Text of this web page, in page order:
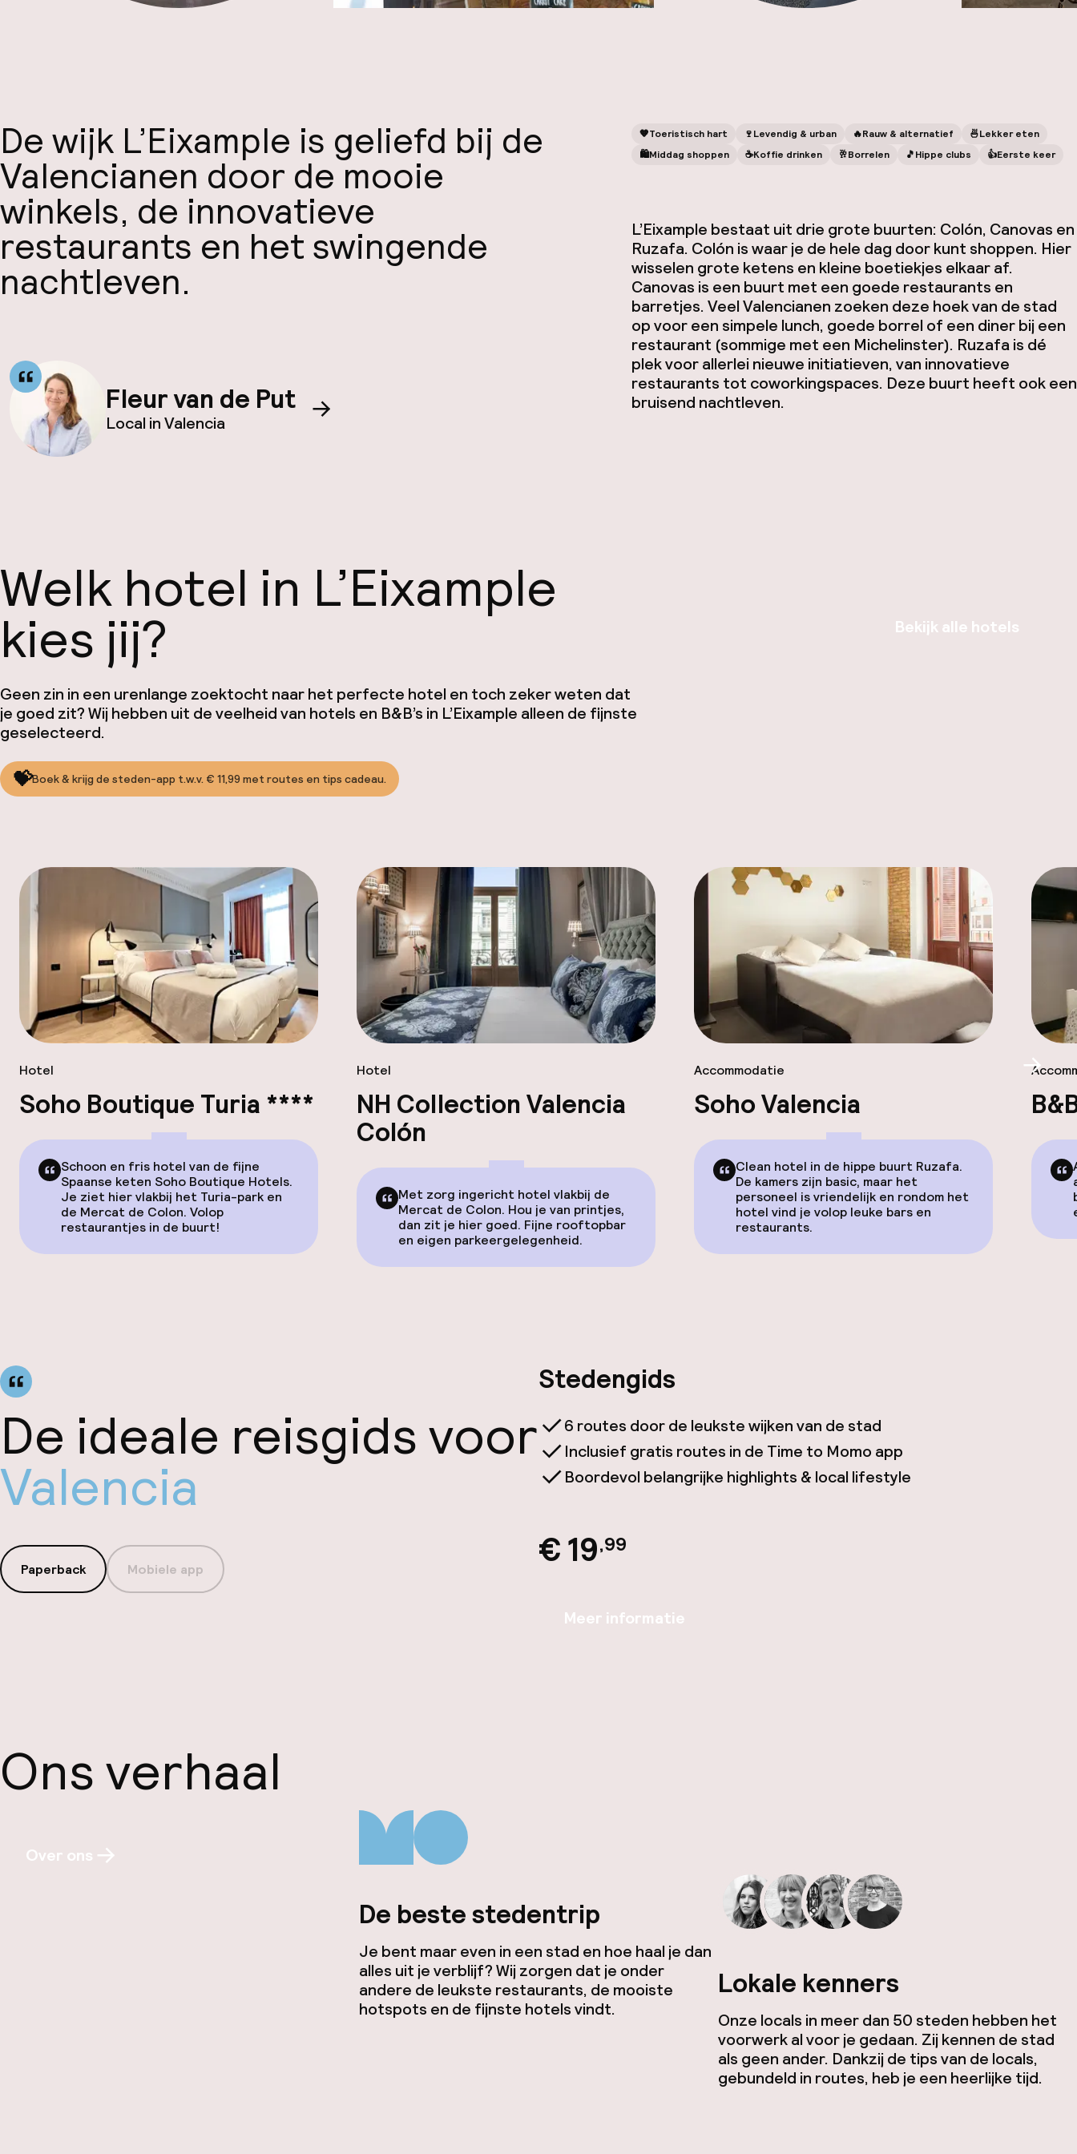
🧡Toeristisch hart 🍷Levendig & urban 🔥Rauw & alternatief 🍜Lekker eten
🛍Middag shoppen ☕️Koffie drinken 🥂Borrelen 🎵Hippe clubs 👍Eerste keer
De wijk L’Eixample is geliefd bij de
Valencianen door de mooie
winkels, de innovatieve
restaurants en het swingende
nachtleven.
L’Eixample bestaat uit drie grote buurten: Colón, Canovas en
Ruzafa. Colón is waar je de hele dag door kunt shoppen. Hier
wisselen grote ketens en kleine boetiekjes elkaar af.
Canovas is een buurt met een goede restaurants en
barretjes. Veel Valencianen zoeken deze hoek van de stad
op voor een simpele lunch, goede borrel of een diner bij een
restaurant (sommige met een Michelinster). Ruzafa is dé
plek voor allerlei nieuwe initiatieven, van innovatieve
restaurants tot coworkingspaces. Deze buurt heeft ook een
bruisend nachtleven.
Fleur van de Put
Local in Valencia
Welk hotel in L’Eixample
kies jij?
Geen zin in een urenlange zoektocht naar het perfecte hotel en toch zeker weten dat
je goed zit? Wij hebben uit de veelheid van hotels en B&B’s in L’Eixample alleen de fijnste
geselecteerd.
💝Boek & krijg de steden-app t.w.v. € 11,99 met routes en tips cadeau.
Hotel
Soho Boutique Turia ****
Schoon en fris hotel van de fijne
Spaanse keten Soho Boutique Hotels.
Je ziet hier vlakbij het Turia-park en
de Mercat de Colon. Volop
restaurantjes in de buurt!
Hotel
NH Collection Valencia
Colón
Met zorg ingericht hotel vlakbij de
Mercat de Colon. Hou je van printjes,
dan zit je hier goed. Fijne rooftopbar
en eigen parkeergelegenheid.
Accommodatie
Soho Valencia
Clean hotel in de hippe buurt Ruzafa.
De kamers zijn basic, maar het
personeel is vriendelijk en rondom het
hotel vind je volop leuke bars en
restaurants.
Bekijk alle hotels
De ideale reisgids voor
Valencia
Paperback Mobiele app
Stedengids
6 routes door de leukste wijken van de stad
Inclusief gratis routes in de Time to Momo app
Boordevol belangrijke highlights & local lifestyle
€ 19,99
Meer informatie
Ons verhaal
Over ons
De beste stedentrip
Je bent maar even in een stad en hoe haal je dan
alles uit je verblijf? Wij zorgen dat je onder
andere de leukste restaurants, de mooiste
hotspots en de fijnste hotels vindt.
Lokale kenners
Onze locals in meer dan 50 steden hebben het
voorwerk al voor je gedaan. Zij kennen de stad
als geen ander. Dankzij de tips van de locals,
gebundeld in routes, heb je een heerlijke tijd.